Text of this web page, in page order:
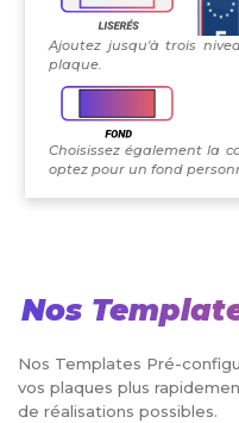
Ajoutez jusqu'à trois
plaque.
Choisissez également la
optez pour un fond
Nos
Nos Templates Pré-
vos plaques plus
de réalisations possibles.